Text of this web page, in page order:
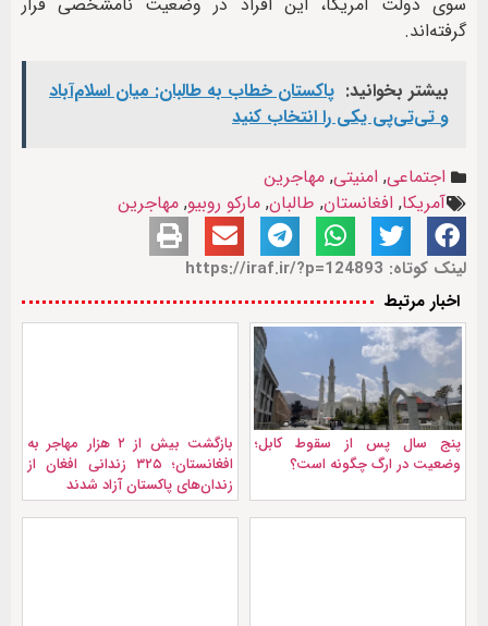
گرفته‌اند.
بیشتر بخوانید: پاکستان خطاب به طالبان: میان اسلام‌آباد
و تی‌تی‌پی یکی را انتخاب کنید
اجتماعی, امنیتی, مهاجرین
آمریکا, افغانستان, طالبان, مارکو روبیو, مهاجرین
لینک کوتاه: https://iraf.ir/?p=124893
اخبار مرتبط
پنج سال پس از سقوط کابل؛
وضعیت در ارگ چگونه است؟
بازگشت بیش از ۲ هزار مهاجر به
افغانستان؛ ۳۲۵ زندانی افغان از
زندان‌های پاکستان آزاد شدند